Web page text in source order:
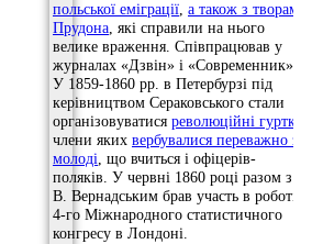
польської еміграції, а також з творами
Прудона, які справили на нього
велике враження. Співпрацював у
журналах «Дзвін» і «Современник».
У 1859-1860 рр. в Петербурзі під
керівництвом Сераковського стали
організовуватися революційні гуртки
члени яких вербувалися переважно з
молоді, що вчиться і офіцерів-
поляків. У червні 1860 році разом з І.
В. Вернадським брав участь в роботі
4-го Міжнародного статистичного
конгресу в Лондоні.